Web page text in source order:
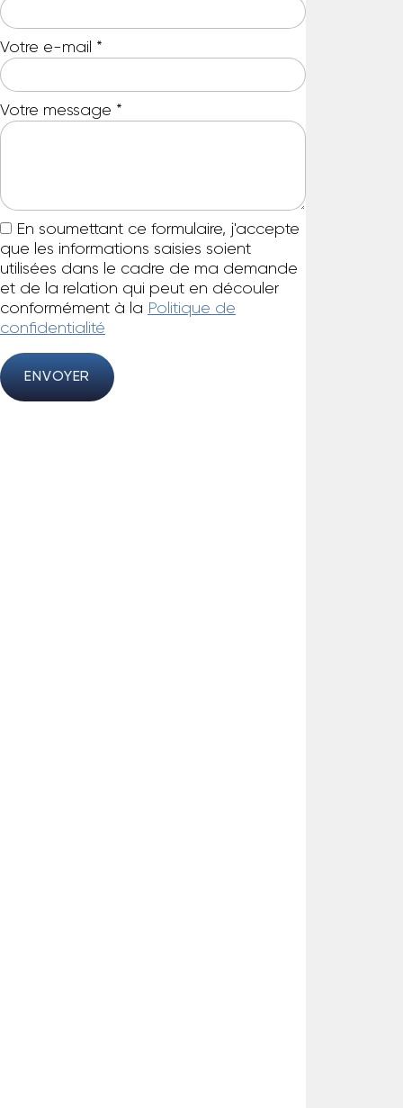
Votre e-mail *
Votre message *
En soumettant ce formulaire, j'accepte
que les informations saisies soient
utilisées dans le cadre de ma demande
et de la relation qui peut en découler
conformément à la Politique de
confidentialité
ENVOYER